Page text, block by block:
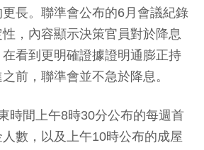
長。聯準會公布的6月會議紀錄
，內容顯示決策官員對於降息
看到更明確證據證明通膨正持
前，聯準會並不急於降息。
時間上午8時30分公布的每週首
數，以及上午10時公布的成屋